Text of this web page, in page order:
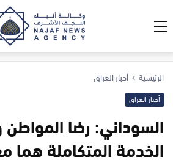
الرئيسية أخبار العراق
أخبار العراق
السوداني: رضا
الخدمة المتكاملة هما